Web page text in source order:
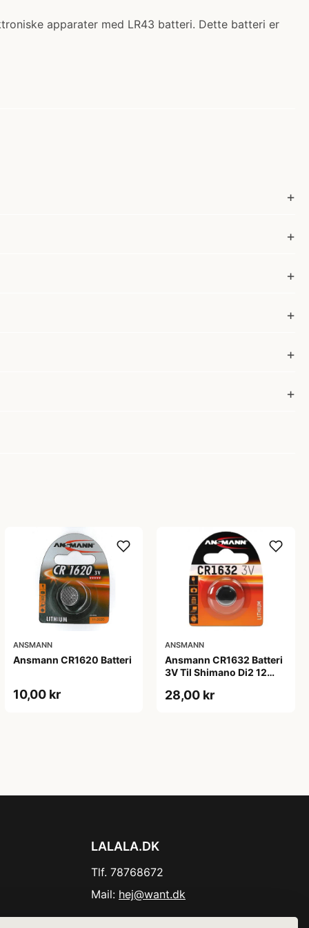
apparater med LR43 batteri. Dette batteri er
ANSMANN
Ansmann CR1620 Batteri
10,00 kr
ANSMANN
Ansmann CR1632 Batteri
3V Til Shimano Di2 12
28,00 kr
LALALA.DK
Tlf. 78768672
Mail: hej@want.dk